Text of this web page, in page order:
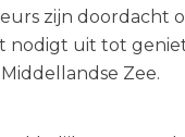
zijn
nodigt uit tot
Zee.